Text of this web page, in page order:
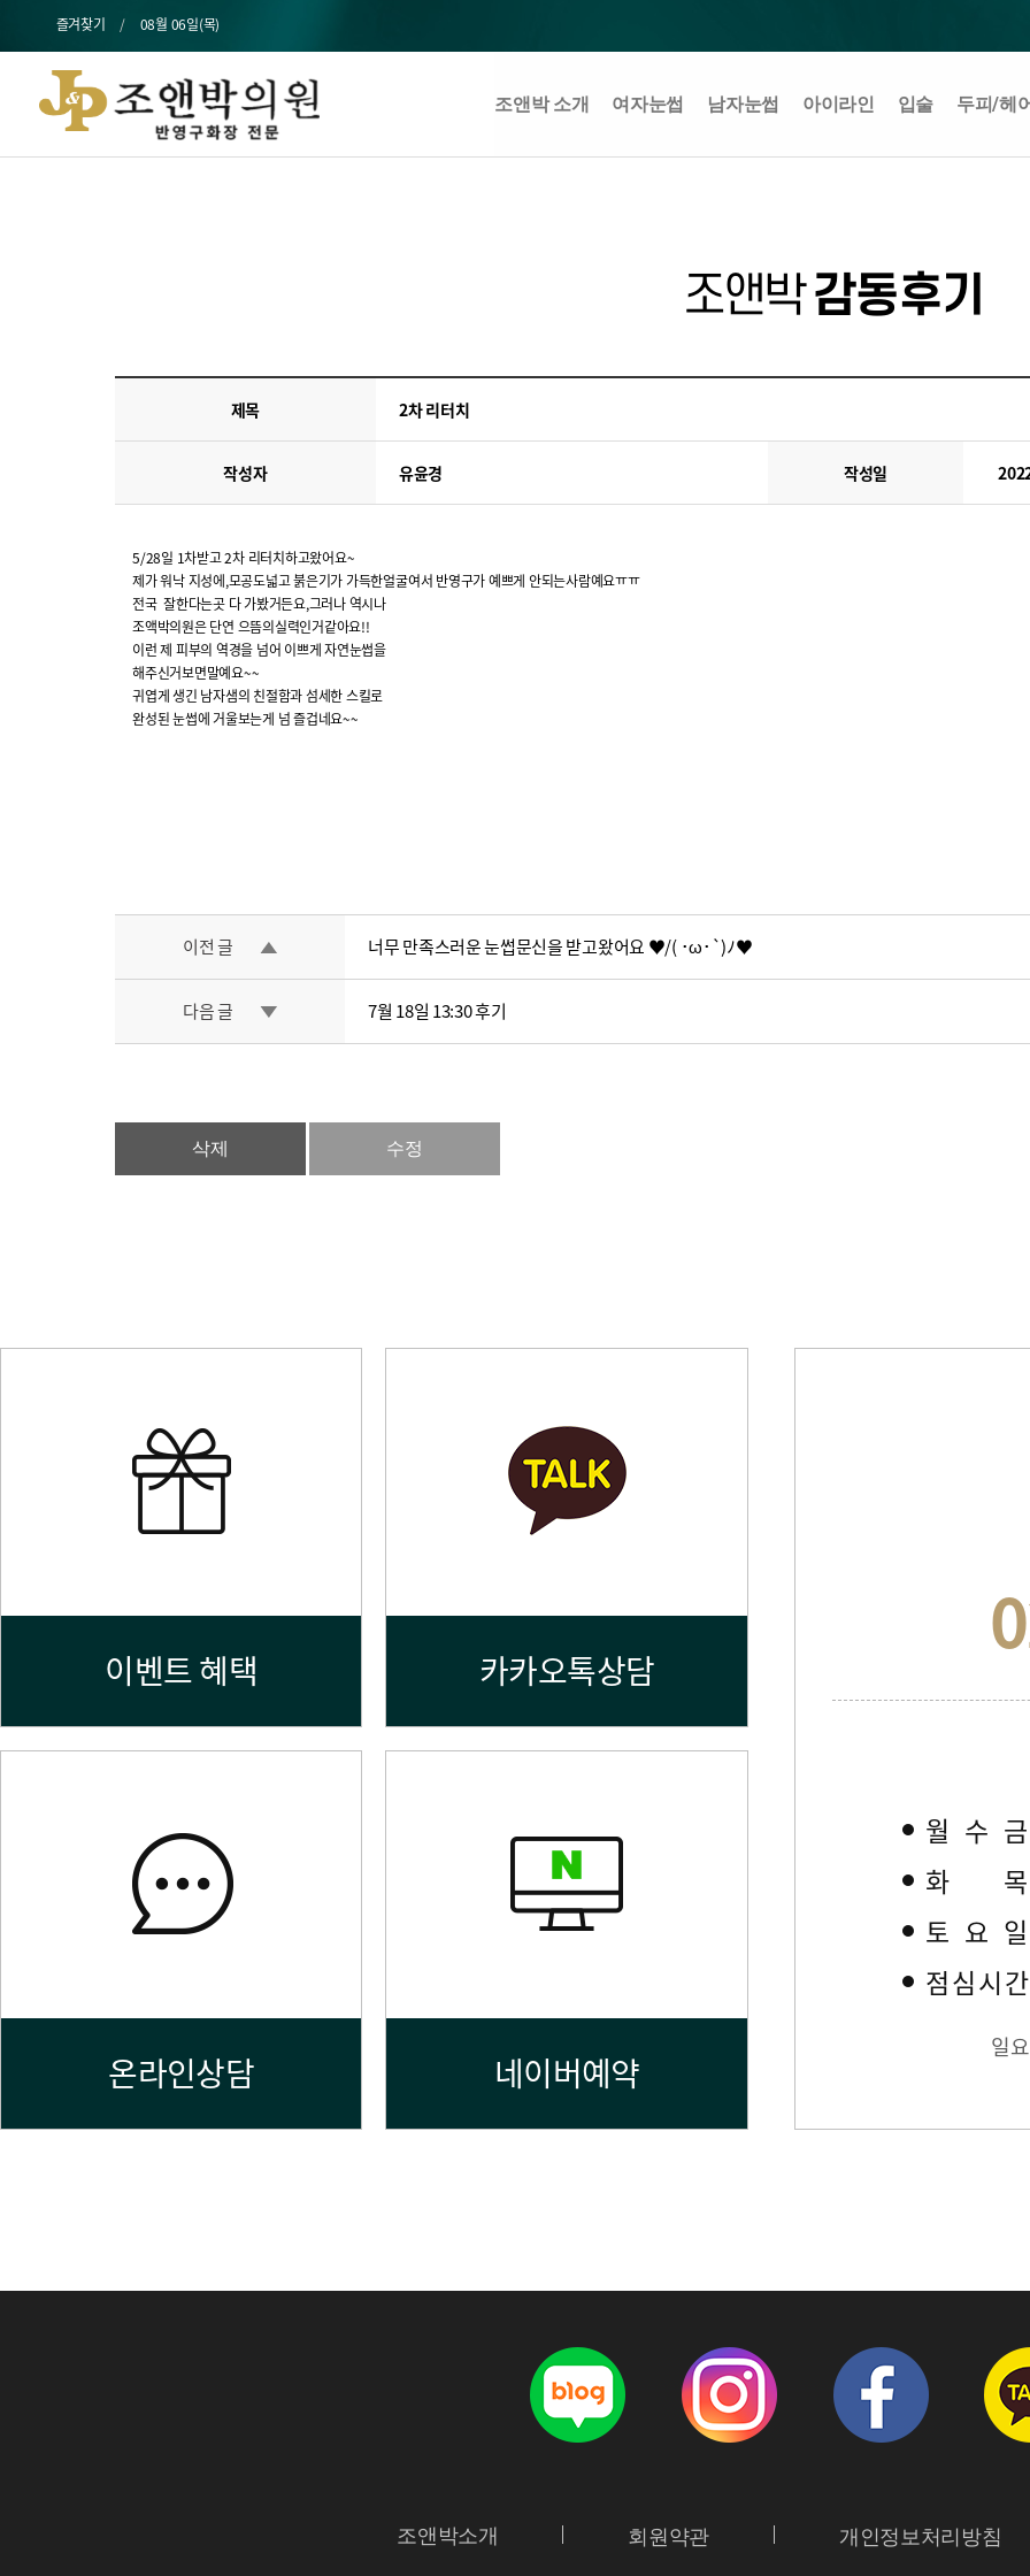
즐겨찾기 08월 06일(목)
조앤박 소개 여자눈썹 남자눈썹 아이라인 입술 두피/헤
조앤박감동후기
제목 2차 리터치
작성자 유윤경 작성일
5/28일 1차받고 2차 리터치하고왔어요~
제가 워낙 지성에,모공도넓고 붉은기가 가득한얼굴여서 반영구가 예쁘게 안되는사람예요ㅠㅠ
전국 잘한다는곳 다 가봤거든요,그러나 역시나
조액박의원은 단연 으뜸의실력인거같아요!!
이런 제 피부의 역경을 넘어 이쁘게 자연눈썹을
해주신거보면말예요~~
귀엽게 생긴 남자샘의 친절함과 섬세한 스킬로
완성된 눈썹에 거울보는게 넘 즐겁네요~~
이전 글 너무 만족스러운 눈썹문신을 받고왔어요 ♥/( ･ω･`)ﾉ♥
다음 글 7월 18일 13:30 후기
삭제 수정
이벤트 혜택 카카오톡상담
온라인상담 네이버예약
월수
화
토요
점심시간
일
조앤박소개 회원약관 개인정보처리방침